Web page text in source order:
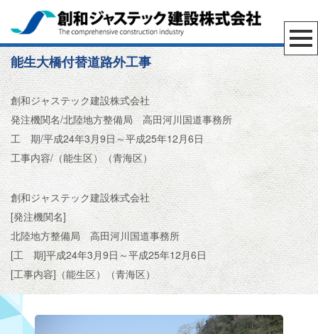
能生大橋付替道路外工事
創和ジャステック建設株式会社
発注機関名/北陸地方整備局 高田河川国道事務所
工 期/平成24年3月9日～平成25年12月6日
工事内容/（能生区）（青海区）
創和ジャステック建設株式会社
[発注機関名]
北陸地方整備局 高田河川国道事務所
[工 期]平成24年3月9日～平成25年12月6日
[工事内容]（能生区）（青海区）